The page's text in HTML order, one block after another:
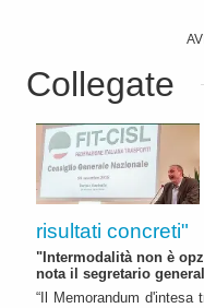
Collegate
risultati concreti"
"Intermodalità non è
nota il segretario
“Il Memorandum d'intesa